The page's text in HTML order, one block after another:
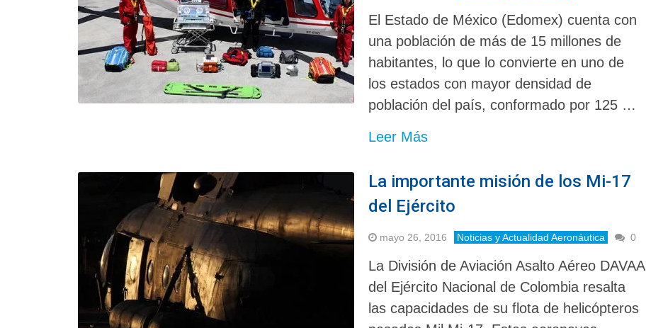
El Estado de México (Edomex) cuenta con
una población de más de 15 millones de
habitantes, lo que lo convierte en uno de
los estados con mayor densidad de
población del país, conformado por 125 …
Leer Más
La importante misión de los Mi-17
del Ejército
mayo 26, 2016 Noticias y Actualidad Aeronáutica 0
La División de Aviación Asalto Aéreo DAVAA
del Ejército Nacional de Colombia resalta
las capacidades de su flota de helicópteros